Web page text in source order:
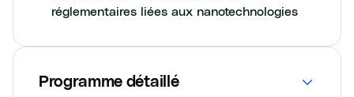
réglementaires liées aux nanotechnologies
Programme détaillé